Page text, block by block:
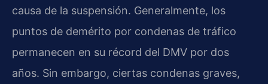
causa de la suspensión. Generalmente, los
puntos de demérito por condenas de tráfico
permanecen en su récord del DMV por dos
años. Sin embargo, ciertas condenas graves,